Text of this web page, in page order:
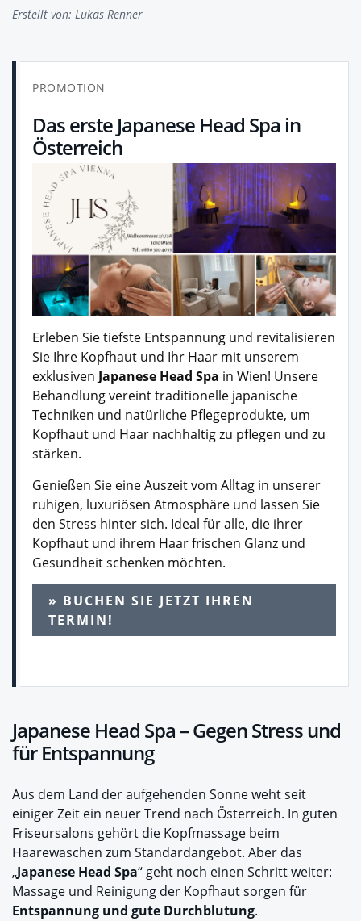
Erstellt von: Lukas Renner
PROMOTION
Das erste Japanese Head Spa in
Österreich
Erleben Sie tiefste Entspannung und revitalisieren
Sie Ihre Kopfhaut und Ihr Haar mit unserem
exklusiven Japanese Head Spa in Wien! Unsere
Behandlung vereint traditionelle japanische
Techniken und natürliche Pflegeprodukte, um
Kopfhaut und Haar nachhaltig zu pflegen und zu
stärken.
Genießen Sie eine Auszeit vom Alltag in unserer
ruhigen, luxuriösen Atmosphäre und lassen Sie
den Stress hinter sich. Ideal für alle, die ihrer
Kopfhaut und ihrem Haar frischen Glanz und
Gesundheit schenken möchten.
» BUCHEN SIE JETZT IHREN
TERMIN!
Japanese Head Spa – Gegen Stress und
für Entspannung
Aus dem Land der aufgehenden Sonne weht seit
einiger Zeit ein neuer Trend nach Österreich. In guten
Friseursalons gehört die Kopfmassage beim
Haarewaschen zum Standardangebot. Aber das
„Japanese Head Spa“ geht noch einen Schritt weiter:
Massage und Reinigung der Kopfhaut sorgen für
Entspannung und gute Durchblutung.